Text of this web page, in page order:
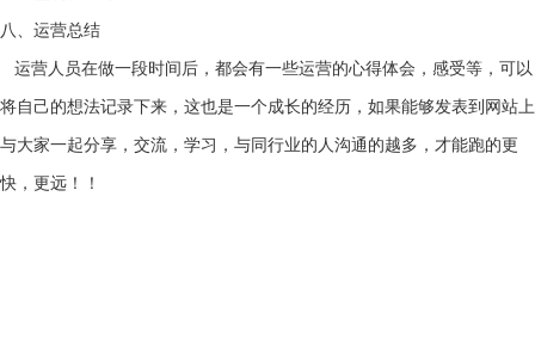
八、运营总结
运营人员在做一段时间后，都会有一些运营的心得体会，感受等，可以
将自己的想法记录下来，这也是一个成长的经历，如果能够发表到网站上
与大家一起分享，交流，学习，与同行业的人沟通的越多，才能跑的更
快，更远！！